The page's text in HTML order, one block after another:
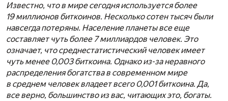
Известно, что в мире сегодня используется более
19 миллионов биткоинов. Несколько сотен тысяч были
навсегда потеряны. Население планеты все еще
составляет чуть более 7 миллиардов человек. Это
означает, что среднестатистический человек имеет
чуть менее 0,003 биткоина. Однако из-за неравного
распределения богатства в современном мире
в среднем человек владеет всего 0,001 биткоина. Да,
все верно, большинство из вас, читающих это, богаты.